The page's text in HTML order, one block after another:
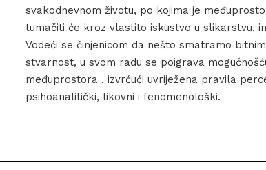
svakodnevnom životu, po kojima je
tumačiti će kroz vlastito iskustvo u slikarstvu,
Vodeći se činjenicom da nešto smatramo
stvarnost, u svom radu se poigrava
međuprostora , izvrćući uvriježena pravila
psihoanalitički, likovni i fenomenološki.